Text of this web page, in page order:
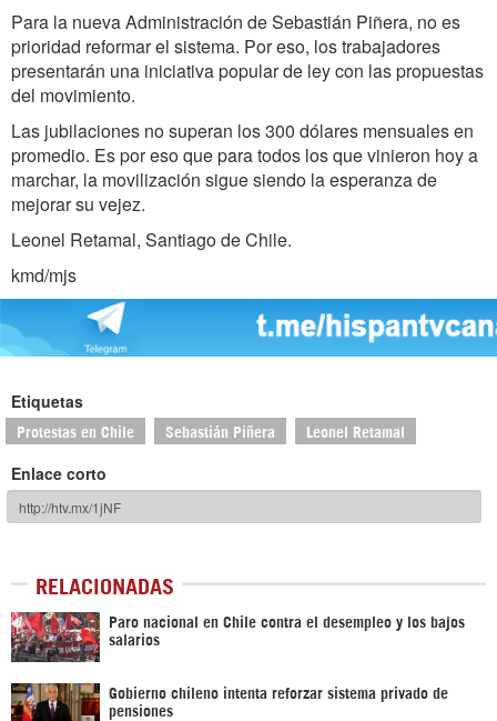
Para la nueva Administración de Sebastián Piñera, no es
prioridad reformar el sistema. Por eso, los trabajadores
presentarán una iniciativa popular de ley con las propuestas
del movimiento.
Las jubilaciones no superan los 300 dólares mensuales en
promedio. Es por eso que para todos los que vinieron hoy a
marchar, la movilización sigue siendo la esperanza de
mejorar su vejez.
Leonel Retamal, Santiago de Chile.
kmd/mjs
Etiquetas
Protestas en Chile Sebastián Piñera Leonel Retamal
Enlace corto
RELACIONADAS
Paro nacional en Chile contra el desempleo y los bajos
salarios
Gobierno chileno intenta reforzar sistema privado de
pensiones